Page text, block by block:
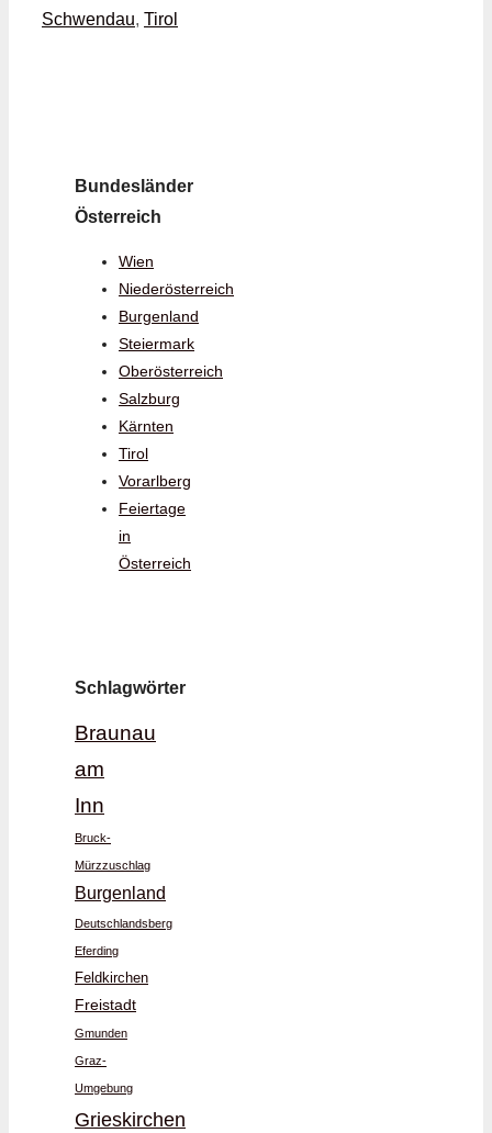
Schwendau, Tirol
Bundesländer
Österreich
Wien
Niederösterreich
Burgenland
Steiermark
Oberösterreich
Salzburg
Kärnten
Tirol
Vorarlberg
Feiertage
in
Österreich
Schlagwörter
Braunau
am
Inn
Bruck-
Mürzzuschlag
Burgenland
Deutschlandsberg
Eferding
Feldkirchen
Freistadt
Gmunden
Graz-
Umgebung
Grieskirchen